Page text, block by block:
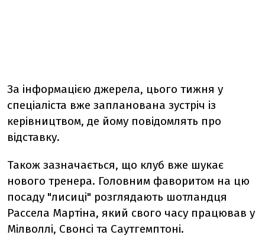
За інформацією джерела, цього тижня у
спеціаліста вже запланована зустріч із
керівництвом, де йому повідомлять про
відставку.
Також зазначається, що клуб вже шукає
нового тренера. Головним фаворитом на цю
посаду "лисиці" розглядають шотландця
Рассела Мартіна, який свого часу працював у
Мілволлі, Свонсі та Саутгемптоні.